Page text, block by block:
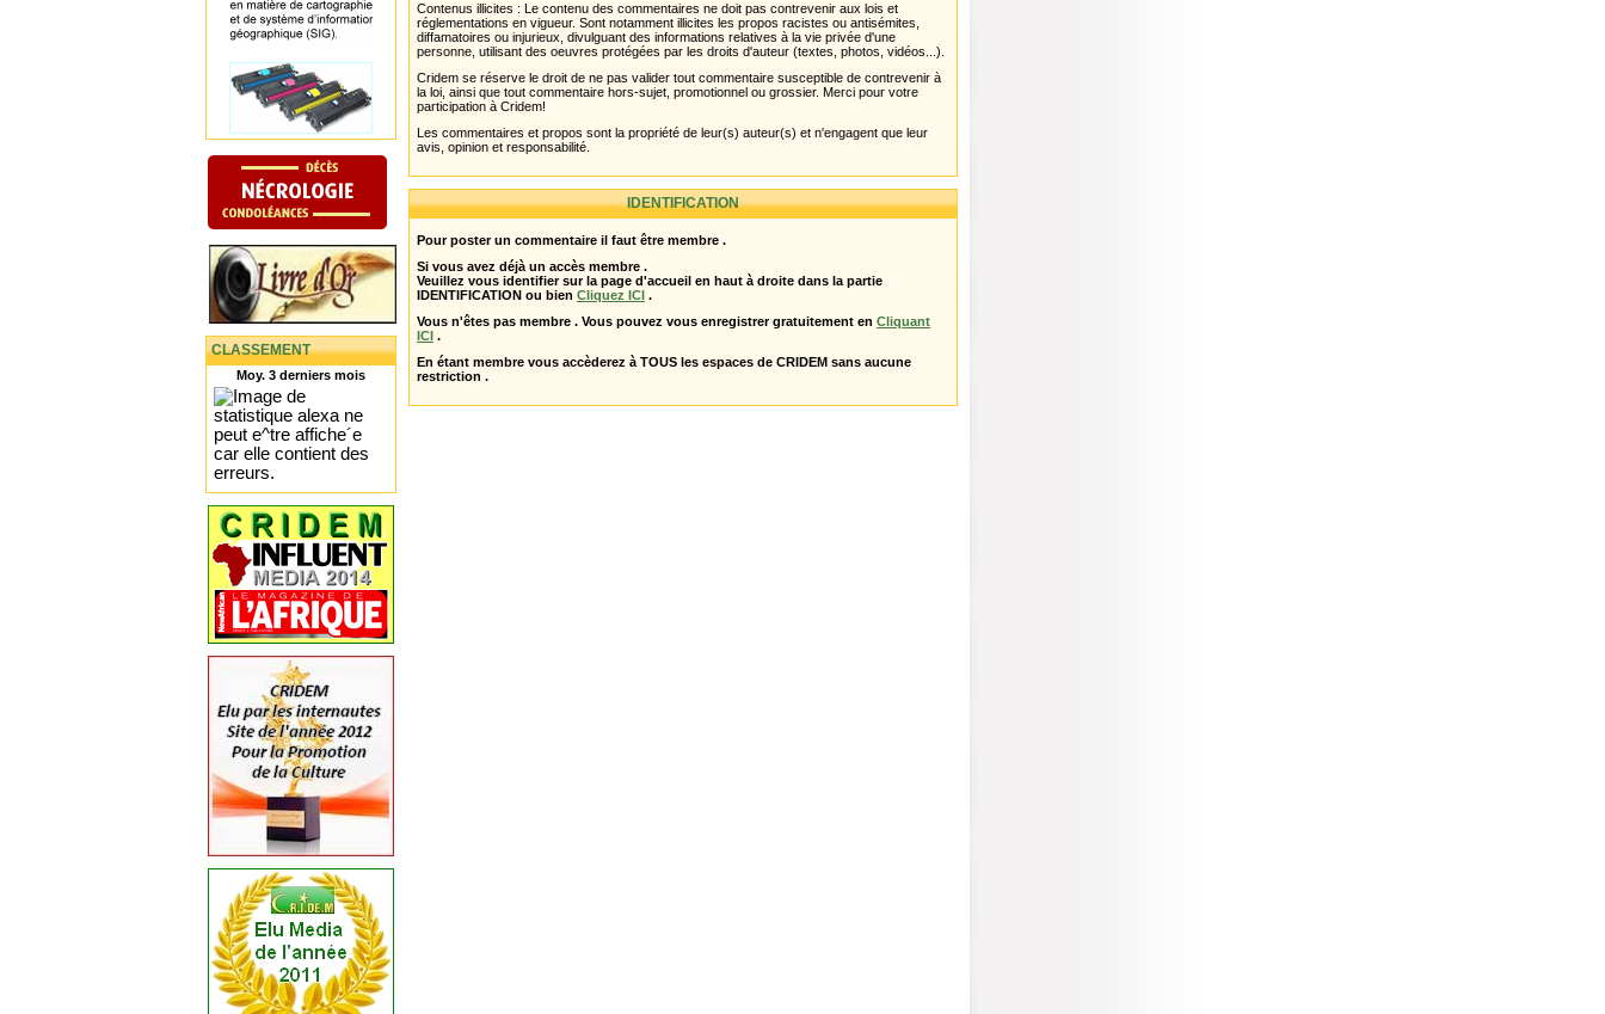
CLASSEMENT
Moy. 3 derniers mois
Contenus illicites : Le contenu des commentaires ne doit pas contrevenir aux lois et
réglementations en vigueur. Sont notamment illicites les propos racistes ou antisémites,
diffamatoires ou injurieux, divulguant des informations relatives à la vie privée d'une
personne, utilisant des oeuvres protégées par les droits d'auteur (textes, photos, vidéos...).
Cridem se réserve le droit de ne pas valider tout commentaire susceptible de contrevenir à
la loi, ainsi que tout commentaire hors-sujet, promotionnel ou grossier. Merci pour votre
participation à Cridem!
Les commentaires et propos sont la propriété de leur(s) auteur(s) et n'engagent que leur
avis, opinion et responsabilité.
IDENTIFICATION
Pour poster un commentaire il faut être membre .
Si vous avez déjà un accès membre .
Veuillez vous identifier sur la page d'accueil en haut à droite dans la partie
IDENTIFICATION ou bien Cliquez ICI .
Vous n'êtes pas membre . Vous pouvez vous enregistrer gratuitement en Cliquant
ICI .
En étant membre vous accèderez à TOUS les espaces de CRIDEM sans aucune
restriction .